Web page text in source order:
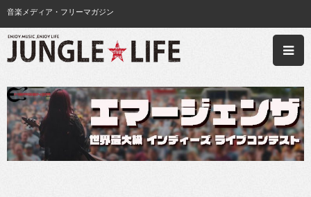
音楽メディア・フリーマガジン